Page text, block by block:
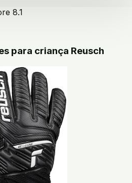
8.1
para criança Reusch